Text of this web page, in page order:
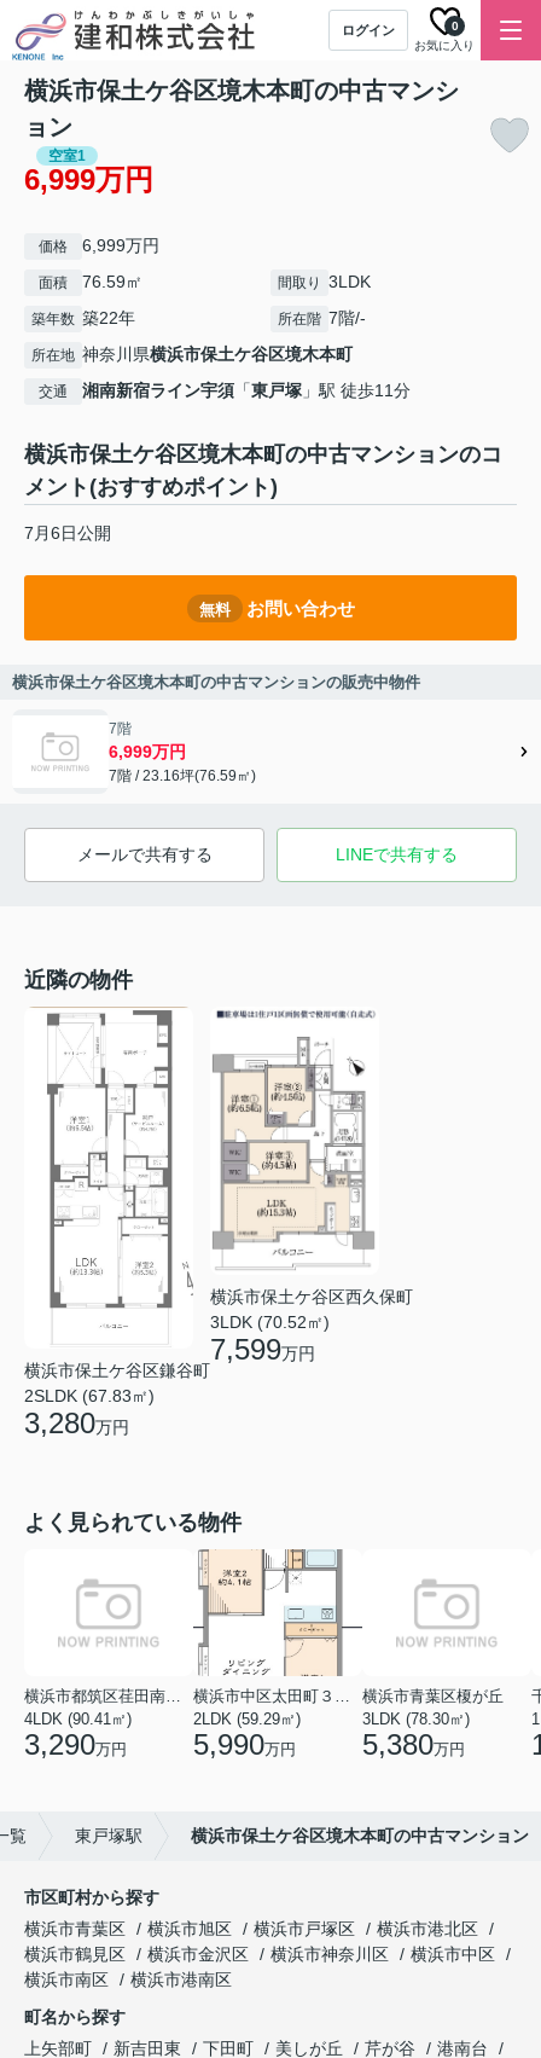
ログイン
お気に入り
0
横浜市保土ケ谷区境木本町の中古マンシ
ョン
空室1
6,999万円
価格 6,999万円
面積 76.59㎡ 間取り 3LDK
築年数 築22年 所在階 7階/-
所在地 神奈川県横浜市保土ケ谷区境木本町
交通 湘南新宿ライン宇須 「東戸塚 」駅 徒歩11分
横浜市保土ケ谷区境木本町の中古マンションのコ
メント(おすすめポイント)
7月6日公開
無料 お問い合わせ
横浜市保土ケ谷区境木本町の中古マンションの販売中物件
7階
6,999万円
7階 / 23.16坪(76.59㎡)
メールで共有する LINEで共有する
近隣の物件
横浜市保土ケ谷区鎌谷町
2SLDK (67.83㎡)
3,280万円
横浜市保土ケ谷区西久保町
3LDK (70.52㎡)
7,599万円
よく見られている物件
4LDK (90.41㎡)
3,290万円
2LDK (59.29㎡)
5,990万円
横浜市青葉区榎が丘
3LDK (78.30㎡)
5,380万円
覧 東戸塚駅 横浜市保土ケ谷区境木本町の中古マンション
市区町村から探す
横浜市青葉区
横浜市旭区 横浜市戸塚区
横浜市港北区
横浜市鶴見区
横浜市金沢区 横浜市神奈川区
横浜市中区
横浜市南区
横浜市港南区
町名から探す
上矢部町
新吉田東 下田町 美しが丘 芹が谷
港南台